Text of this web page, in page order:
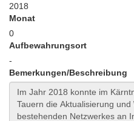
2018
Monat
0
Aufbewahrungsort
-
Bemerkungen/Beschreibung